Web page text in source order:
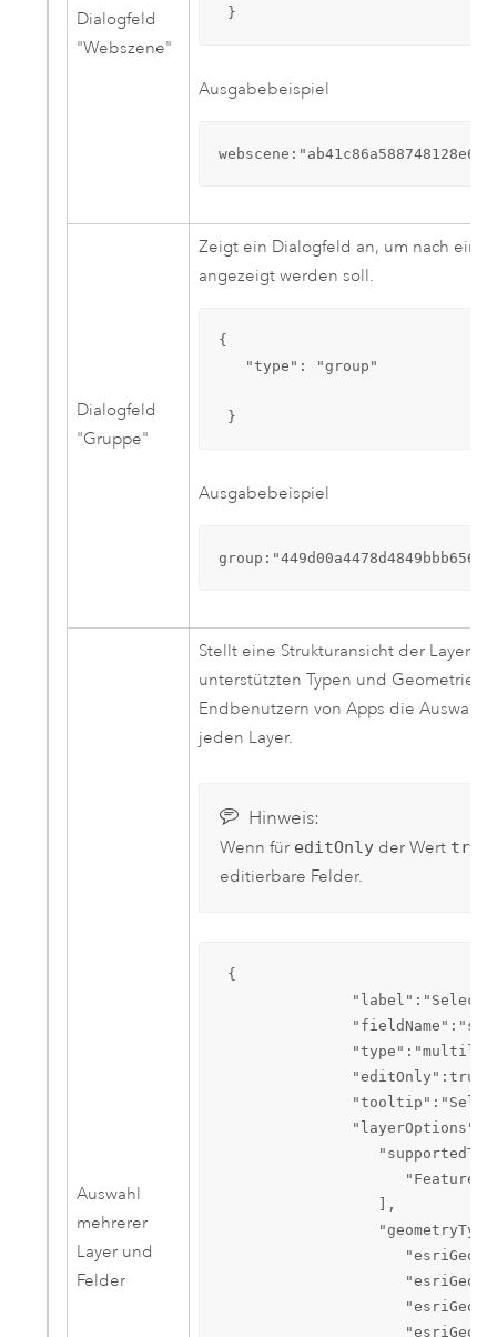
Dialogfeld
"Webszene"
}
Ausgabebeispiel
Dialogfeld
"Gruppe"
Zeigt ein Dialogfeld an, um nach
angezeigt werden soll.
{
   "type": "group"
}
Ausgabebeispiel
Auswahl
mehrerer
Layer und
Felder
Stellt eine Strukturansicht der Layer
unterstützten Typen und
Endbenutzern von Apps die Auswahl
jeden Layer.
Hinweis:
Wenn für editOnlyder Wert true
editierbare Felder.
{
"label":"Select
                  ],